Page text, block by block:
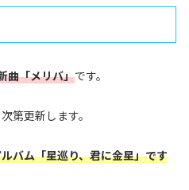
曲「メリバ」です。
第更新します。
バム「星巡り、君に金星」です